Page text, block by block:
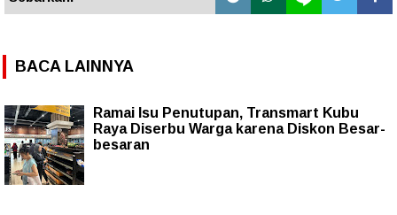
BACA LAINNYA
Ramai Isu Penutupan, Transmart Kubu
Raya Diserbu Warga karena Diskon Besar-
besaran